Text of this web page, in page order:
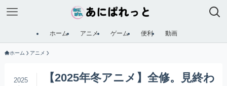
ホーム アニメ ゲーム 便利 動画
ホーム アニメ
【2025年冬アニメ】全修。見終わ
2025